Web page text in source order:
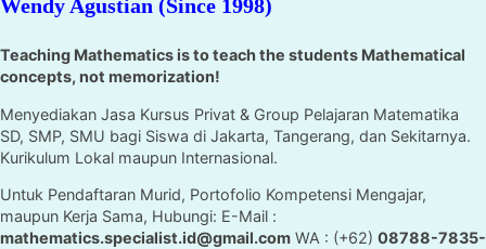
Wendy Agustian (Since 1998)
Teaching Mathematics is to teach the students Mathematical
concepts, not memorization!
Menyediakan Jasa Kursus Privat & Group Pelajaran Matematika
SD, SMP, SMU bagi Siswa di Jakarta, Tangerang, dan Sekitarnya.
Kurikulum Lokal maupun Internasional.
Untuk Pendaftaran Murid, Portofolio Kompetensi Mengajar,
maupun Kerja Sama, Hubungi: E-Mail :
mathematics.specialist.id@gmail.com WA : (+62) 08788-7835-